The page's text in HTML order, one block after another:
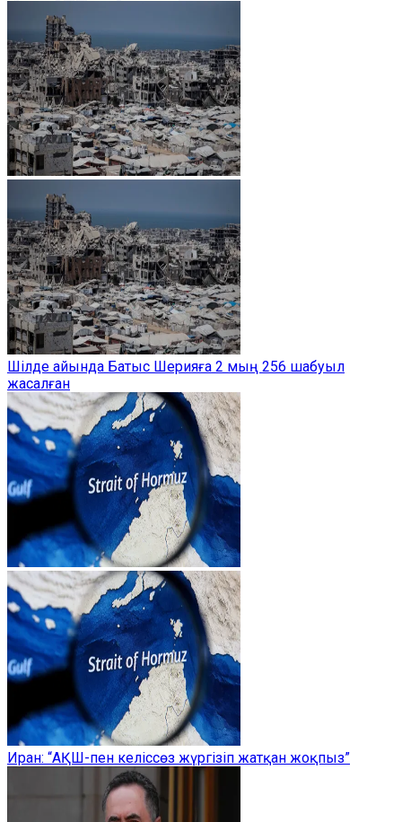
Шілде айында Батыс Шерияға 2 мың 256 шабуыл
жасалған
Иран: “АҚШ-пен келіссөз жүргізіп жатқан жоқпыз”